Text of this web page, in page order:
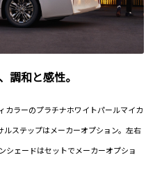
調和と感性。
ラーのプラチナホワイトパールマイカ
ルステップはメーカーオプション。左右
シェードはセットでメーカーオプショ